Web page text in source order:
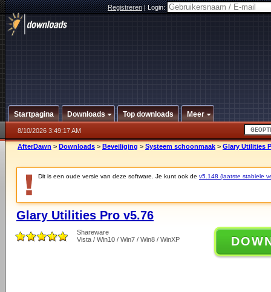
Registreren|Login:
Startpagina Downloads Top downloads Meer
8/10/2026 3:49:17 AM
AfterDawn > Downloads > Beveiliging > Systeem schoonmaak > Glary Utilities
Dit is een oude versie van deze software. Je kunt ook de v5.148 (laatste stabiele
Glary Utilities Pro v5.76
Shareware
Vista / Win10 / Win7 / Win8 / WinXP